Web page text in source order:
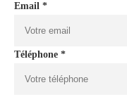
Email *
Téléphone *